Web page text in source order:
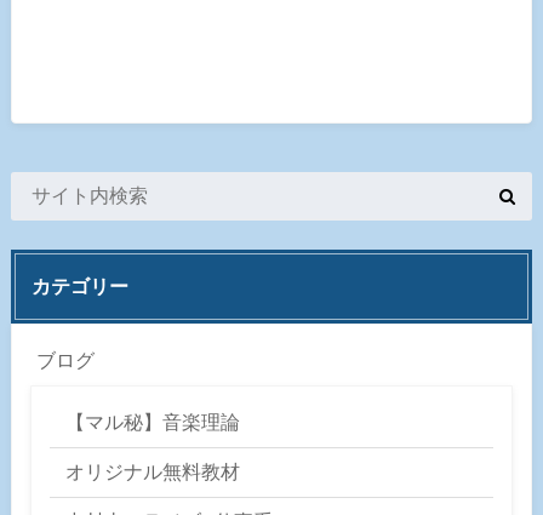
カテゴリー
ブログ
【マル秘】音楽理論
オリジナル無料教材